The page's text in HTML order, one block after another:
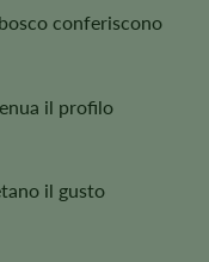
conferiscono
il profilo
il gusto